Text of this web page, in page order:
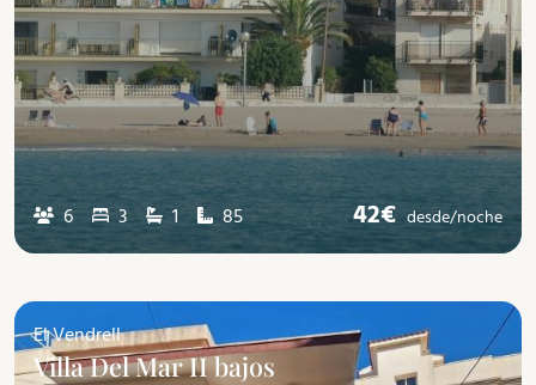
6 3 1 85 42€ desde/noche
El Vendrell
Villa Del Mar II bajos